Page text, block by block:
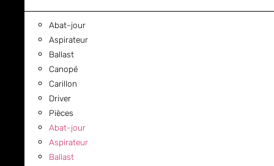
Abat-jour
Aspirateur
Ballast
Canopé
Carillon
Driver
Pièces
Abat-jour
Aspirateur
Ballast